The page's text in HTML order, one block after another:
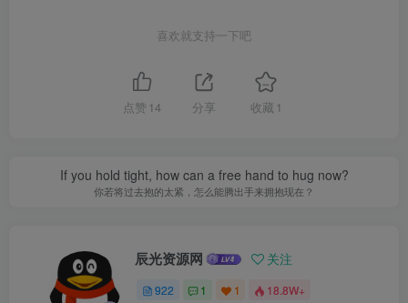
喜欢就支持一下吧
点赞 14 分享 收藏 1
If you hold tight, how can a free hand to hug now?
你若将过去抱的太紧，怎么能腾出手来拥抱现在？
辰光资源网 关注
922 1 1 18.8W+